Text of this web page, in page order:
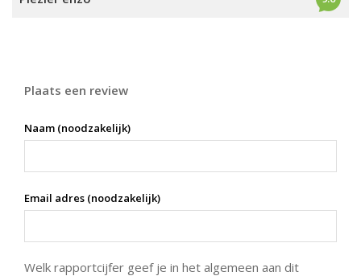
Plaats een review
Naam (noodzakelijk)
Email adres (noodzakelijk)
Welk rapportcijfer geef je in het algemeen aan dit